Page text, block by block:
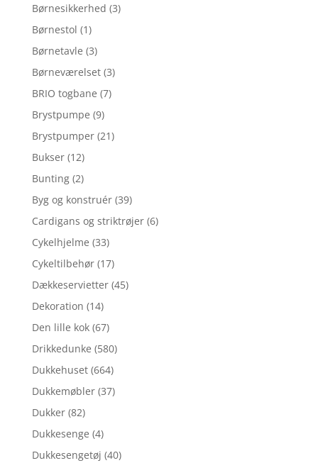
Børnesikkerhed (3)
Børnestol (1)
Børnetavle (3)
Børneværelset (3)
BRIO togbane (7)
Brystpumpe (9)
Brystpumper (21)
Bukser (12)
Bunting (2)
Byg og konstruér (39)
Cardigans og striktrøjer (6)
Cykelhjelme (33)
Cykeltilbehør (17)
Dækkeservietter (45)
Dekoration (14)
Den lille kok (67)
Drikkedunke (580)
Dukkehuset (664)
Dukkemøbler (37)
Dukker (82)
Dukkesenge (4)
Dukkesengetøj (40)